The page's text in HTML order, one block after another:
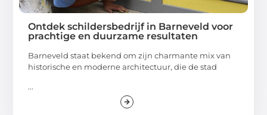
Ontdek schildersbedrijf in Barneveld voor
prachtige en duurzame resultaten
Barneveld staat bekend om zijn charmante mix van
historische en moderne architectuur, die de stad
...